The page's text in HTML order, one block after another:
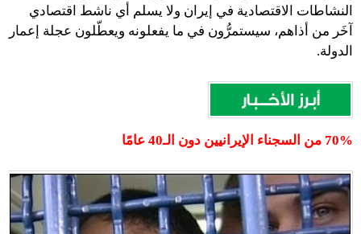
النشاطات الاقتصادية في إيران ولا يسلم أي ناشط اقتصادي
آخَر من أذاهم، سيستمرُّون في ما يفعلونه ويعطّلون عجلة إعمار
الدولة.
70% من السجناء الإيرانيين دون الـ40 عامًا